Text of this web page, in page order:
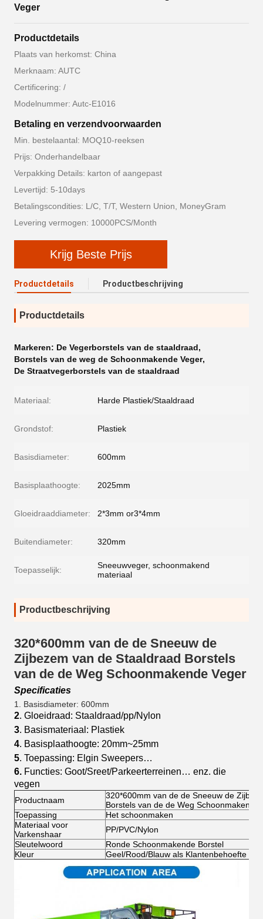
Veger
Productdetails
Plaats van herkomst: China
Merknaam: AUTC
Certificering: /
Modelnummer: Autc-E1016
Betaling en verzendvoorwaarden
Min. bestelaantal: MOQ10-reeksen
Prijs: Onderhandelbaar
Verpakking Details: karton of aangepast
Levertijd: 5-10days
Betalingscondities: L/C, T/T, Western Union, MoneyGram
Levering vermogen: 10000PCS/Month
Krijg Beste Prijs
Productdetails Productbeschrijving
Productdetails
Markeren: De Vegerborstels van de staaldraad,
Borstels van de weg de Schoonmakende Veger,
De Straatvegerborstels van de staaldraad
Materiaal: Harde Plastiek/Staaldraad
Grondstof: Plastiek
Basisdiameter: 600mm
Basisplaathoogte: 2025mm
Gloeidraaddiameter: 2*3mm or3*4mm
Buitendiameter: 320mm
Toepasselijk:
Sneeuwveger, schoonmakend
materiaal
Productbeschrijving
320*600mm van de de Sneeuw de
Zijbezem van de Staaldraad Borstels
van de de Weg Schoonmakende Veger
Specificaties
1 . Basisdiameter: 600mm
2. Gloeidraad: Staaldraad/pp/Nylon
3. Basismateriaal: Plastiek
4. Basisplaathoogte: 20mm~25mm
5. Toepassing: Elgin Sweepers…
6. Functies: Goot/Sreet/Parkeerterreinen… enz. die
vegen
Productnaam
320*600mm van de de Sneeuw de
Borstels van de de Weg Schoonmakende
Toepassing
Het schoonmaken
Materiaal voor
Varkenshaar
PP/PVC/Nylon
Sleutelwoord
Ronde Schoonmakende Borstel
Kleur
Geel/Rood/Blauw als Klantenbehoefte